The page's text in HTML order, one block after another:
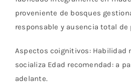
proveniente de bosques
responsable y ausencia total de
Aspectos coignitivos: Habilidad
socializa Edad recomendad: a
adelante.